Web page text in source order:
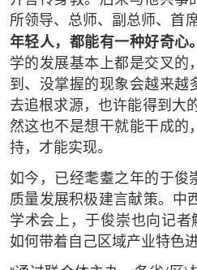
所领导、总师、副总师、首
年轻人，都能有一种好奇心。
学的发展基本上都是交叉的
到、没掌握的现象会越来越
去追根求源，也许能得到大
然这也不是想干就能干成的
持，才能实现。
如今，已经耄耋之年的于俊
质量发展积极建言献策。中
学术会上，于俊崇也向记者
如何带着自己区域产业特色